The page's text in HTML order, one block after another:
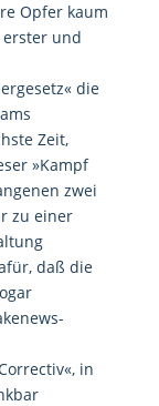
Opfer kaum
und
die
Zeit,
»Kampf
zwei
zu einer
daß die
in